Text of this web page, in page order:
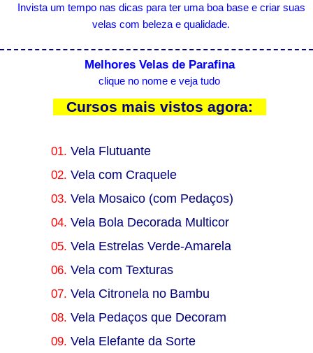
Invista um tempo nas dicas para ter uma boa base e criar suas
velas com beleza e qualidade.
Melhores Velas de Parafina
clique no nome e veja tudo
Cursos mais vistos agora:
01. Vela Flutuante
02. Vela com Craquele
03. Vela Mosaico (com Pedaços)
04. Vela Bola Decorada Multicor
05. Vela Estrelas Verde-Amarela
06. Vela com Texturas
07. Vela Citronela no Bambu
08. Vela Pedaços que Decoram
09. Vela Elefante da Sorte